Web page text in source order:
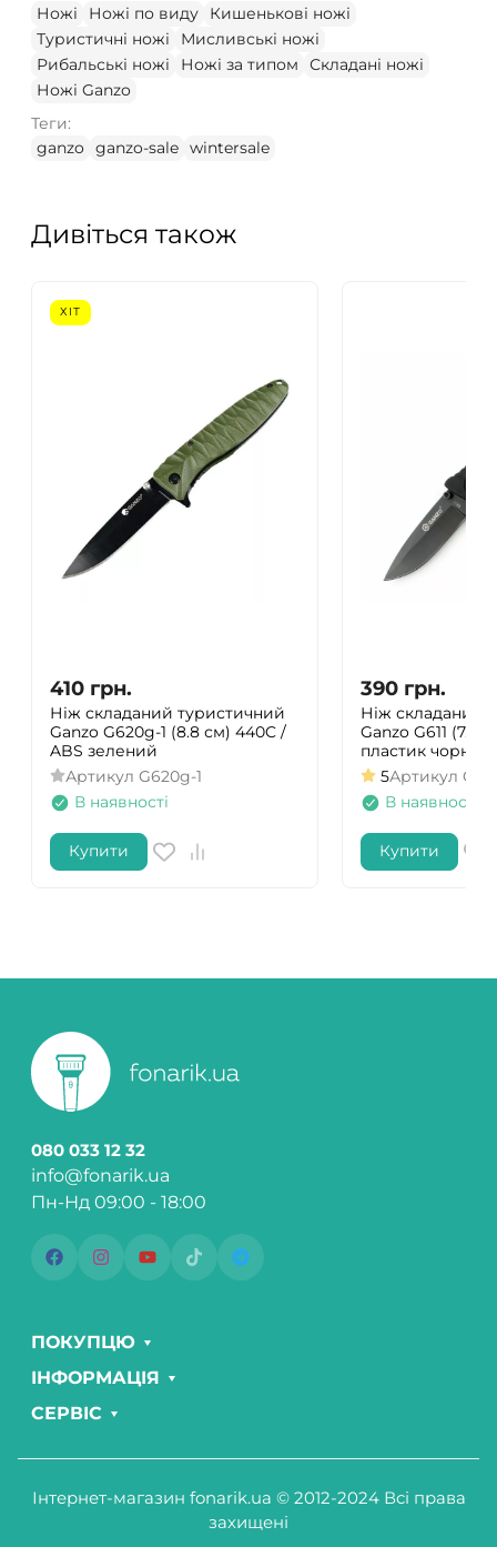
Ножі
Ножі по виду
Кишенькові ножі
Туристичні ножі
Мисливські ножі
Рибальські ножі
Ножі за типом
Складані ножі
Ножі Ganzo
Теги:
ganzo
ganzo-sale wintersale
Дивіться також
ХІТ
410 грн.
Ніж складаний туристичний
Ganzo G620g-1 (8.8 см) 440C /
ABS зелений
Артикул G620g-1
В наявності
Купити
390 грн.
Ніж складаний
Ganzo G611 (7.5
пластик чорний
5Артикул
В наявності
Купити
080 033 12 32
info@fonarik.ua
Пн-Нд 09:00 - 18:00
ПОКУПЦЮ
ІНФОРМАЦІЯ
СЕРВІС
Інтернет-магазин fonarik.ua © 2012-2024 Всі права
захищені